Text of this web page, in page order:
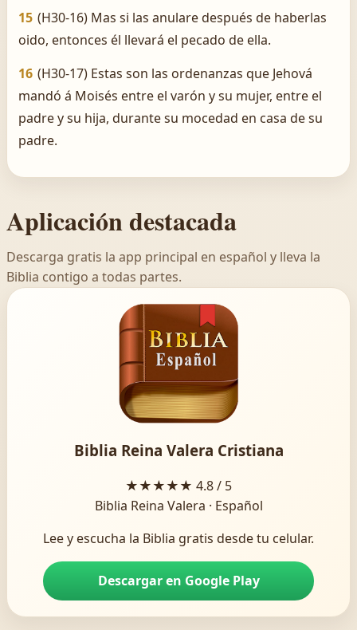
15 (H30-16) Mas si las anulare después de haberlas
oido, entonces él llevará el pecado de ella.
16 (H30-17) Estas son las ordenanzas que Jehová
mandó á Moisés entre el varón y su mujer, entre el
padre y su hija, durante su mocedad en casa de su
padre.
Aplicación destacada
Descarga gratis la app principal en español y lleva la
Biblia contigo a todas partes.
Biblia Reina Valera Cristiana
★★★★★ 4.8 / 5
Biblia Reina Valera · Español
Lee y escucha la Biblia gratis desde tu celular.
Descargar en Google Play